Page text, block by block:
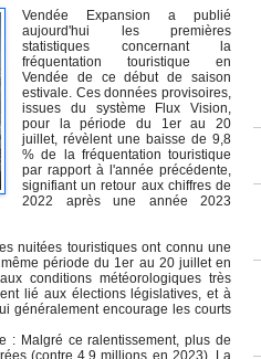
Vendée Expansion a publié
aujourd'hui les premières
statistiques concernant la
fréquentation touristique en
Vendée de ce début de saison
estivale. Ces données provisoires,
issues du système Flux Vision,
pour la période du 1er au 20
juillet, révèlent une baisse de 9,8
% de la fréquentation touristique
par rapport à l'année précédente,
signifiant un retour aux chiffres de
2022 après une année 2023
nuitées touristiques ont connu une
période du 1er au 20 juillet en
conditions météorologiques très
lié aux élections législatives, et à
généralement encourage les courts
: Malgré ce ralentissement, plus de
(contre 4.9 millions en 2023). La